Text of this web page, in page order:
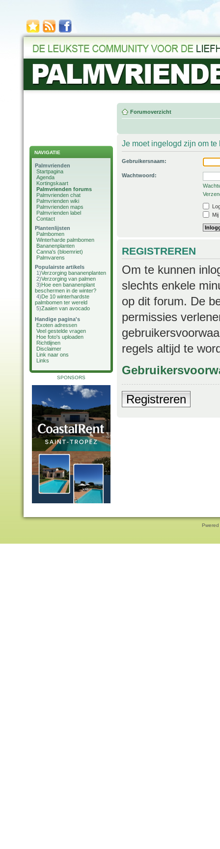
NAVIGATIE
Palmvrienden
Startpagina
Agenda
Kortingskaart
Palmvrienden forums
Palmvrienden chat
Palmvrienden wiki
Palmvrienden maps
Palmvrienden label
Contact
Plantenlijsten
Palmbomen
Winterharde palmbomen
Bananenplanten
Canna's (bloemriet)
Palmvarens
Populairste artikels
1)Verzorging bananenplanten
2)Verzorging van palmen
3)Hoe een bananenplant
beschermen in de winter?
4)De 10 winterhardste
palmbomen ter wereld
5)Zaaien van avocado
Handige pagina's
Exoten adressen
Veel gestelde vragen
Hoe foto's uploaden
Richtlijnen
Disclaimer
Link naar ons
Links
SPONSORS
Forumoverzicht
Je moet ingelogd zijn om
Gebruikersnaam:
Wachtwoord:
REGISTREREN
Om te kunnen
slechts enkele
op dit forum. De
permissies
regels altijd te
Registreren